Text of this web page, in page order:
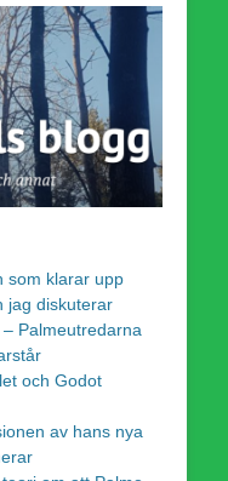
som klarar upp
jag diskuterar
Palmeutredarna
och Godot
av hans nya